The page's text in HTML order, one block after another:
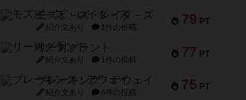
79 PT
モズビ－ズ・レイダ－ズ
紹介文あり 1件の投稿
77 PT
リー対グラント
紹介文あり 1件の投稿
75 PT
ブレーキング・アウェイ
紹介文あり 4件の投稿